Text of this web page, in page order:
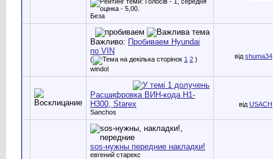
Беза
Важливо: Пробиваем Hyundai
по VIN
( 1 2 )
windol
від shuma34
Расшифровка ВИН-кода Н1-
Н300, Starex
Sanchos
від USACH
sos-нужны передние накладки!
евгений старекс